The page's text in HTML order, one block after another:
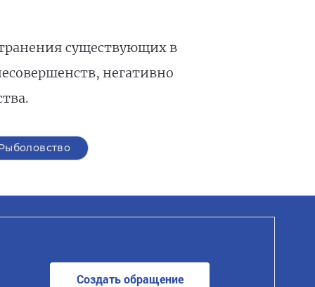
существующих в
негативно
Создать обращение